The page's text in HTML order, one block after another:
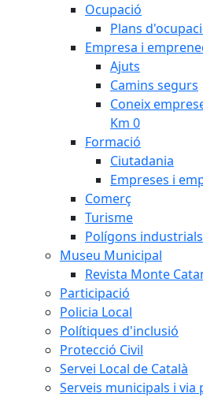
Ocupació
Plans
Empresa i
Ajuts
Camins segurs
Coneix
Km 0
Formació
Ciutadania
Empreses i
Comerç
Turisme
Polígons industrials
Museu Municipal
Revista Monte
Participació
Policia Local
Polítiques d'inclusió
Protecció Civil
Servei Local de Català
Serveis municipals i via